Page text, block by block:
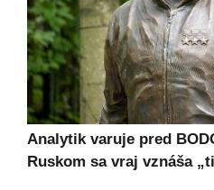
Analytik varuje pred
Ruskom sa vraj vznáša